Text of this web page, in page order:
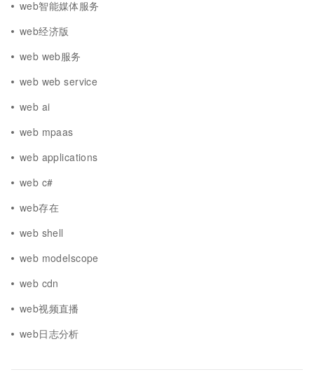
web智能媒体服务
web经济版
web web服务
web web service
web ai
web mpaas
web applications
web c#
web存在
web shell
web modelscope
web cdn
web视频直播
web日志分析